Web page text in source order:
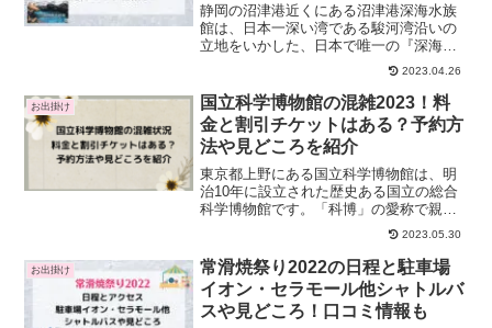
静岡の沼津港近くにある沼津港深海水族
館は、日本一深い湾である駿河湾沿いの
立地をいかした、日本で唯一の『深海』
がテーマの水族館です。3億5000万年前か
ら姿を変えずに生きつづけるシーラカン
スの展示は、日本では沼津港深海水族館
だけ でしか見られ...
2023.04.26
お出掛け
国立科学博物館の混雑2023！料
金と割引チケットはある？予約方
法や見どころを紹介
東京都上野にある国立科学博物館は、明
治10年に設立された歴史ある国立の総合
科学博物館です。「科博」の愛称で親し
まれている国立科学博物館では、調査研
究や標本資料の保管をはじめ、展示を通
して学習支援を行っています。日本館・
地球館を中心とした常設...
2023.05.30
お出掛け
常滑焼祭り2022の日程と駐車場
イオン・セラモール他シャトルバ
スや見どころ！口コミ情報も